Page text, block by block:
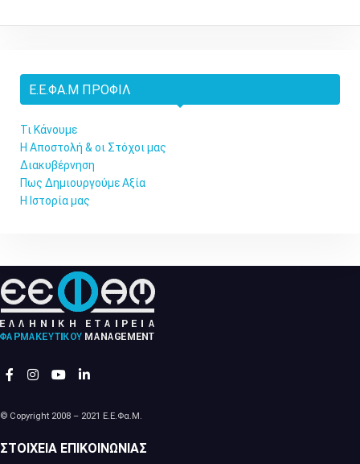
Ε.Ε.ΦΑ.Μ ΠΡΟΦΊΛ
Τι Κάνουμε
Η Αποστολή & οι Στόχοι μας
Διακυβέρνηση
Πως Δημιουργούμε Αξία
Η Ιστορία μας
© Copyright 2008 – 2021 Ε.Ε.Φα.Μ.
ΣΤΟΙΧΕΊΑ ΕΠΙΚΟΙΝΩΝΊΑΣ